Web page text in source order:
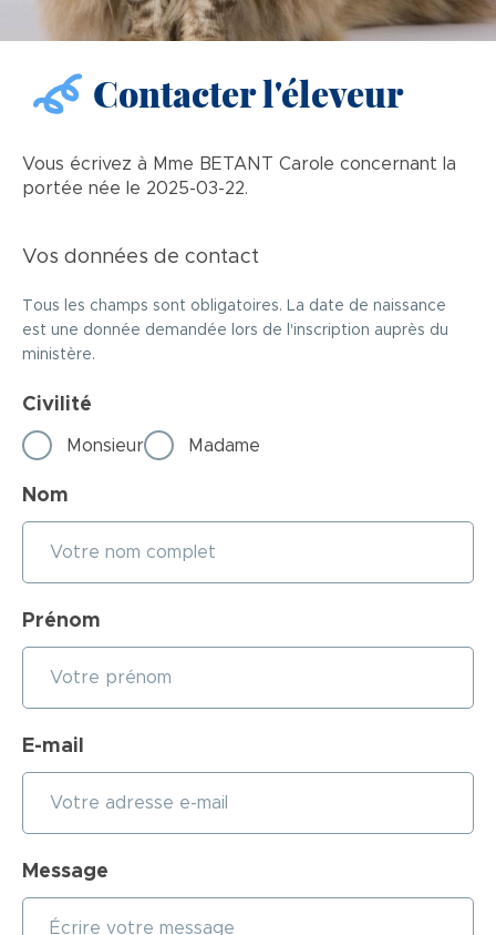
Contacter l'éleveur
Vous écrivez à Mme BETANT Carole concernant la
portée née le 2025-03-22.
Vos données de contact
Tous les champs sont obligatoires. La date de naissance
est une donnée demandée lors de l'inscription auprès du
ministère.
Civilité
Monsieur Madame
Nom
Prénom
E-mail
Message